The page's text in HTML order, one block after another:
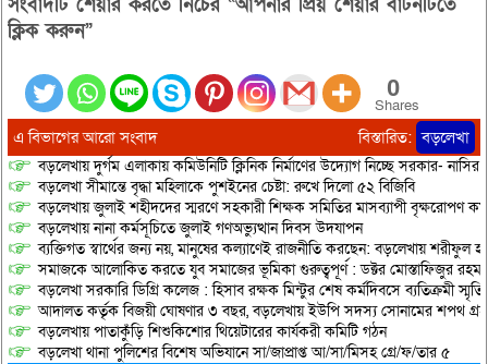
ক্লিক করুন”
0
Shares
এ বিভাগের আরো সংবাদ বিস্তারিত: বড়লেখা
বড়লেখায় দুর্গম এলাকায় কমিউনিটি ক্লিনিক নির্মাণের উদ্যোগ নিচ্ছে সরকার-
বড়লেখা সীমান্তে বৃদ্ধা মহিলাকে পুশইনের চেষ্টা: রুখে দিলো ৫২ বিজিবি
বড়লেখায় জুলাই শহীদদের স্মরণে সহকারী শিক্ষক সমিতির মাসব্যাপী বৃক্ষরোপণ
বড়লেখায় নানা কর্মসূচিতে জুলাই গণঅভ্যুত্থান দিবস উদযাপন
ব্যক্তিগত স্বার্থের জন্য নয়, মানুষের কল্যাণেই রাজনীতি করছেন: বড়লেখায় শরীফুল
সমাজকে আলোকিত করতে যুব সমাজের ভূমিকা গুরুত্বপূর্ণ : ডক্টর মোস্তাফিজুর
বড়লেখা সরকারি ডিগ্রি কলেজ : হিসাব রক্ষক মিন্টুর শেষ কর্মদিবসে ব্যতিক্রমী
আদালত কর্তৃক বিজয়ী ঘোষণার ৩ বছর, বড়লেখায় ইউপি সদস্য সোনামের শপথ
বড়লেখায় পাতাকুঁড়ি শিশুকিশোর থিয়েটারের কার্যকরী কমিটি গঠন
বড়লেখা থানা পুলিশের বিশেষ অভিযানে সা/জাপ্রাপ্ত আ/সা/মিসহ গ্রে/ফ/তার ৫